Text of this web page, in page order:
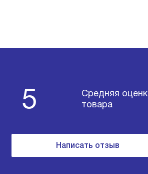
5
Средняя
товара
Написать отзыв